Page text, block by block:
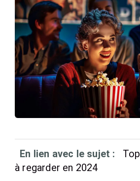
En lien avec le sujet :
à regarder en 2024